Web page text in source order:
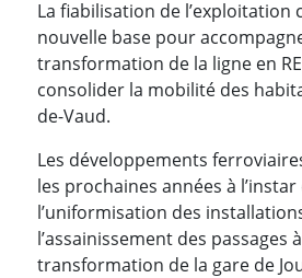
La fiabilisation de l’exploitation
nouvelle base pour
transformation de la ligne en
consolider la mobilité des
de-Vaud.
Les développements
les prochaines années à l’instar
l’uniformisation des
l’assainissement des passages
transformation de la gare de